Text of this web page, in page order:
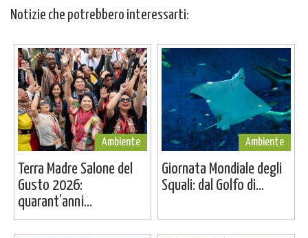
Notizie che potrebbero interessarti:
Ambiente
Terra Madre Salone del
Gusto 2026:
quarant’anni...
Ambiente
Giornata Mondiale degli
Squali: dal Golfo di...